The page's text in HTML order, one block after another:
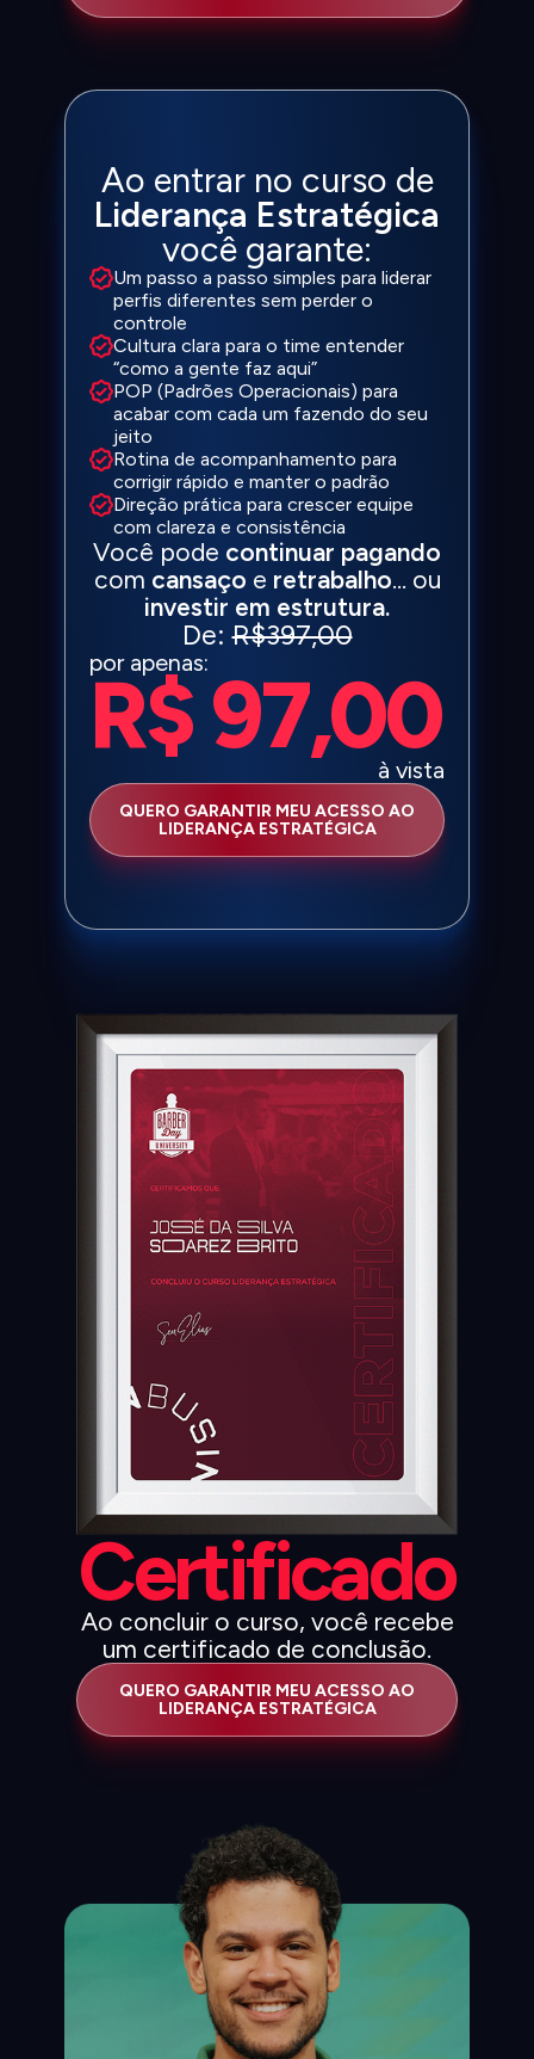
Ao entrar no curso de
Liderança Estratégica
você garante:
Um passo a passo simples para liderar
perfis diferentes sem perder o
controle
Cultura clara para o time entender
“como a gente faz aqui”
POP (Padrões Operacionais) para
acabar com cada um fazendo do seu
jeito
Rotina de acompanhamento para
corrigir rápido e manter o padrão
Direção prática para crescer equipe
com clareza e consistência
Você pode continuar pagando
com cansaço e retrabalho… ou
investir em estrutura.
De:R$397,00
por apenas:
R$ 97,00
à vista
QUERO GARANTIR MEU ACESSO AO
LIDERANÇA ESTRATÉGICA
Certificado
Ao concluir o curso, você recebe
um certificado de conclusão.
QUERO GARANTIR MEU ACESSO AO
LIDERANÇA ESTRATÉGICA